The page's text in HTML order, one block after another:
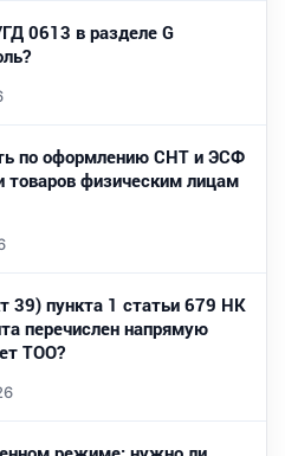
0613 в разделе G
по оформлению СНТ и ЭСФ
товаров физическим лицам
39) пункта 1 статьи 679 НК
перечислен напрямую
ТОО?